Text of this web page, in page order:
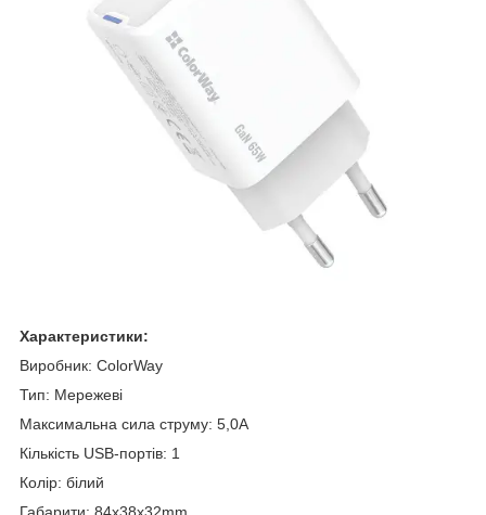
Характеристики:
Виробник: ColorWay
Тип: Мережеві
Максимальна сила струму: 5,0A
Кількість USB-портів: 1
Колір: білий
Габарити: 84x38x32mm